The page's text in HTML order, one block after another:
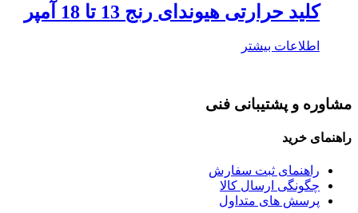
کلید حرارتی هیوندای رنج 13 تا 18 آمپر
اطلاعات بیشتر
مشاوره و پشتیبانی فنی
راهنمای خرید
راهنمای ثبت سفارش
چگونگی ارسال کالا
پرسش های متداول